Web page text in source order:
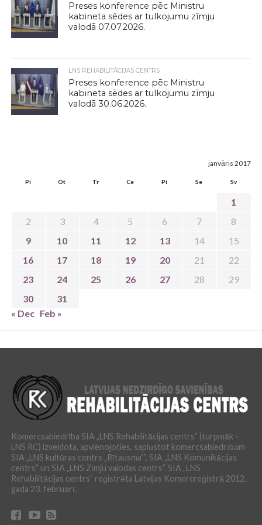
Preses konference pēc Ministru
kabineta sēdes ar tulkojumu zīmju
valodā 07.07.2026.
LNS REHABILITĀCIJAS CENTRS
Preses konference pēc Ministru
kabineta sēdes ar tulkojumu zīmju
valodā 30.06.2026.
janvāris 2017
Pi Ot Tr Ce Pi Se Sv
1
2
3 4 5 6 7
8
9
10 11 12 13 14
15
16
17 18 19 20 21
22
23
24 25 26 27 28
29
30
31
« Dec Feb »
Komercsabiedrība SIA „LNS Rehabilitācijas centrs” (turpmāk -
LNS RC) izveidota, apvienojoties, saplūstot komercsabiedrībām
SIA „LNS kultūras centrs „Rītausma””, SIA „LNS Komunikācijas
centrs” un SIA „LNS Zīmju valodas centrs”. SIA „LNS
Rehabilitācijas centrs” reģistrēta Latvijas Komercreģistrā 2012.
gada 23. februārī.